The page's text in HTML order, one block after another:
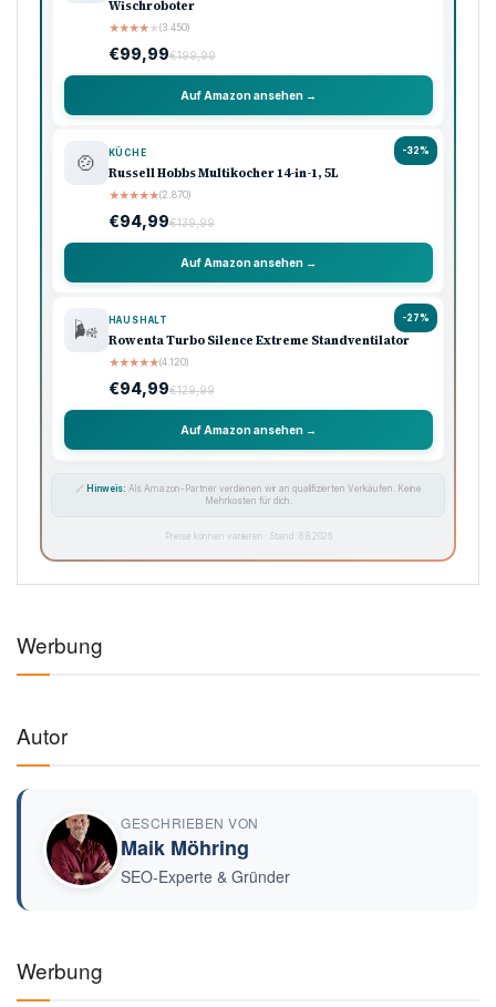
Wischroboter
★★★★★(3.450)
€99,99€199,99
Auf Amazon ansehen →
-32%
🍲 KÜCHE
Russell Hobbs Multikocher 14-in-1, 5L
★★★★★(2.870)
€94,99€139,99
Auf Amazon ansehen →
-27%
🌬️ HAUSHALT
Rowenta Turbo Silence Extreme Standventilator
★★★★★(4.120)
€94,99€129,99
Auf Amazon ansehen →
🔗 Hinweis: Als Amazon-Partner verdienen wir an qualifizierten Verkäufen. Keine
Mehrkosten für dich.
Preise können variieren · Stand: 8.8.2026
Werbung
Autor
GESCHRIEBEN VON
Maik Möhring
SEO-Experte & Gründer
Werbung